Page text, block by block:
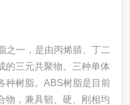
之一，是由丙烯腈、丁二
的三元共聚物。三种单体
种树脂。ABS树脂是目前
物，兼具韧、硬、刚相均